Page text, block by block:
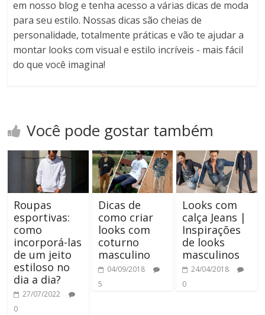
em nosso blog e tenha acesso a várias dicas de moda
para seu estilo. Nossas dicas são cheias de
personalidade, totalmente práticas e vão te ajudar a
montar looks com visual e estilo incríveis - mais fácil
do que você imagina!
Você pode gostar também
Roupas
esportivas:
como
incorporá-las
de um jeito
estiloso no
dia a dia?
27/07/2022
0
Dicas de
como criar
looks com
coturno
masculino
04/09/2018
5
Looks com
calça Jeans |
Inspirações
de looks
masculinos
24/04/2018
0